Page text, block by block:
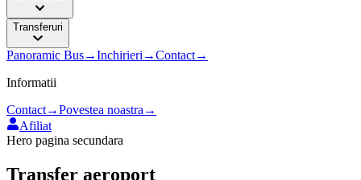
Transferuri
Panoramic Bus→Inchirieri →Contact→
Informatii
Contact→Povestea noastra →
Afiliat
Hero pagina secundara
Transfer aeroport